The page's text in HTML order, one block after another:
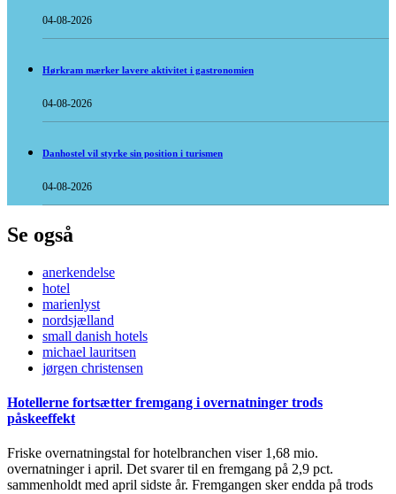
04-08-2026
Hørkram mærker lavere aktivitet i gastronomien
04-08-2026
Danhostel vil styrke sin position i turismen
04-08-2026
Se også
anerkendelse
hotel
marienlyst
nordsjælland
small danish hotels
michael lauritsen
jørgen christensen
Hotellerne fortsætter fremgang i overnatninger trods
påskeeffekt
Friske overnatningstal for hotelbranchen viser 1,68 mio.
overnatninger i april. Det svarer til en fremgang på 2,9 pct.
sammenholdt med april sidste år. Fremgangen sker endda på trods